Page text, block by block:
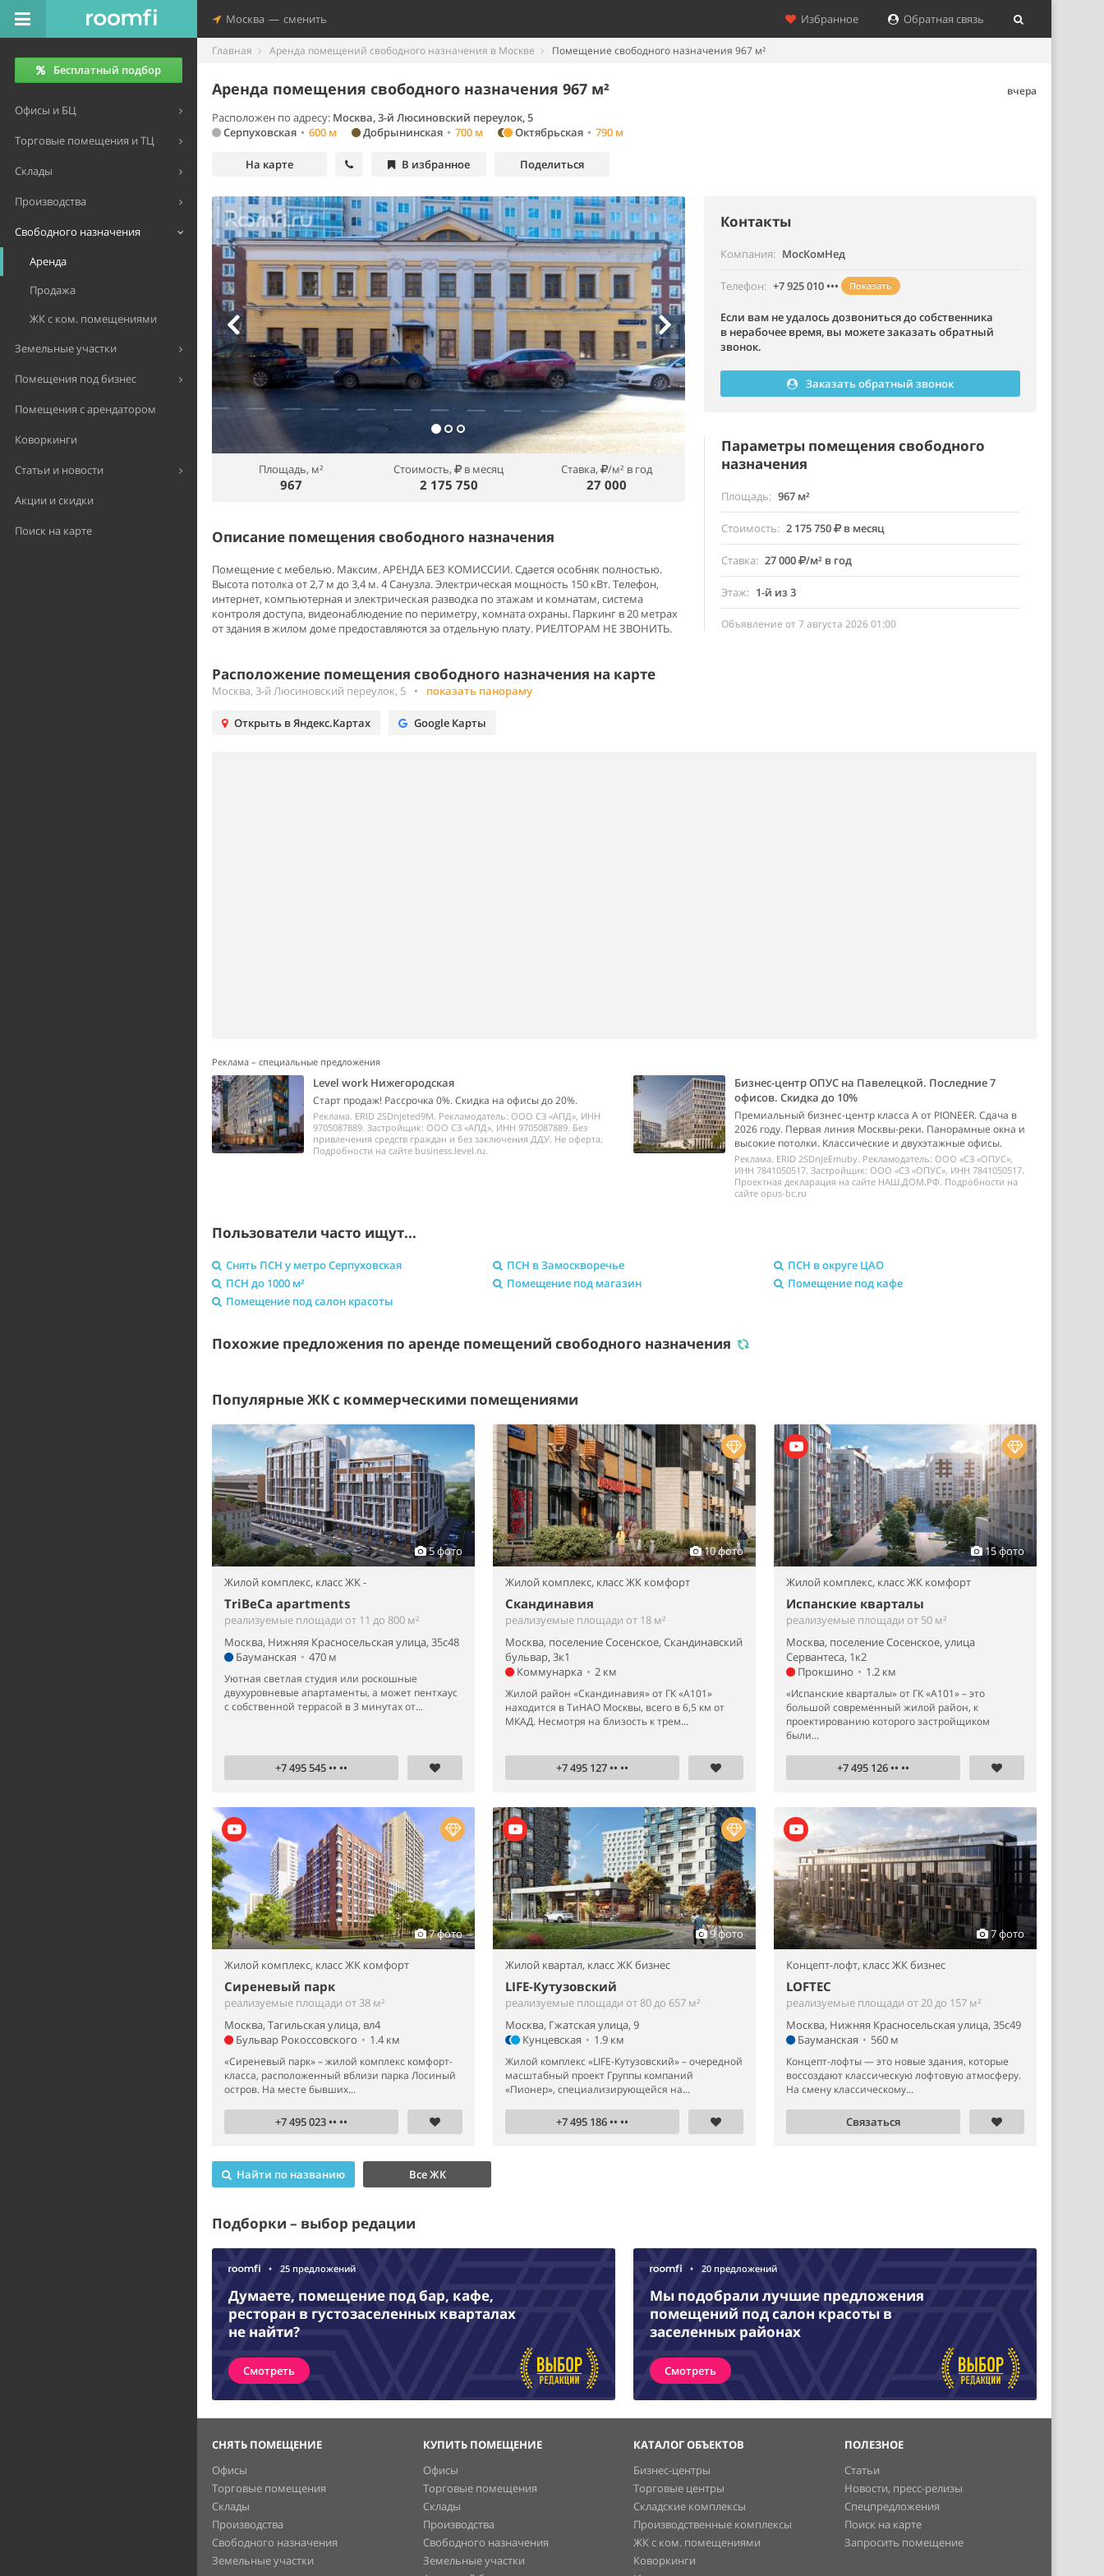
Москва — сменить Избранное Обратная связь
Бесплатный подбор
Офисы и БЦ
Торговые помещения и ТЦ
Склады
Производства
Свободного назначения
Аренда
Продажа
ЖК с ком. помещениями
Земельные участки
Помещения под бизнес
Помещения с арендатором
Коворкинги
Статьи и новости
Акции и скидки
Поиск на карте
Главная Аренда помещений свободного назначения в Москве Помещение свободного назначения 967 м²
Аренда помещения свободного назначения 967 м² вчера
Расположен по адресу: Москва, 3-й Люсиновский переулок, 5
Серпуховская • 600 м Добрынинская • 700 м Октябрьская • 790 м
На карте В избранное Поделиться
Площадь, м²
967
Стоимость, в месяц
2 175 750
Ставка, /м² в год
27 000
Описание помещения свободного назначения
Помещение с мебелью. Максим. АРЕНДА БЕЗ КОМИССИИ. Сдается особняк полностью.
Высота потолка от 2,7 м до 3,4 м. 4 Санузла. Электрическая мощность 150 кВт. Телефон,
интернет, компьютерная и электрическая разводка по этажам и комнатам, система
контроля доступа, видеонаблюдение по периметру, комната охраны. Паркинг в 20 метрах
от здания в жилом доме предоставляются за отдельную плату. РИЕЛТОРАМ НЕ ЗВОНИТЬ.
Контакты
Компания МосКомНед
Телефон +7 925 010 ••• Показать
Если вам не удалось дозвониться до собственника
в нерабочее время, вы можете заказать обратный
звонок.
Заказать обратный звонок
Параметры помещения свободного
назначения
Площадь 967 м²
Стоимость 2 175 750 в месяц
Ставка 27 000 /м² в год
Этаж 1-й из 3
Объявление от 7 августа 2026 01:00
Расположение помещения свободного назначения на карте
Москва, 3-й Люсиновский переулок, 5 • показать панораму
Открыть в Яндекс.Картах Google Карты
Реклама – специальные предложения
Level work Нижегородская
Старт продаж! Рассрочка 0%. Скидка на офисы до 20%.
Реклама. ERID 2SDnjeted9M. Рекламодатель: ООО СЗ «АПД», ИНН
9705087889. Застройщик: ООО СЗ «АПД», ИНН 9705087889. Без
привлечения средств граждан и без заключения ДДУ. Не оферта.
Подробности на сайте business.level.ru.
Бизнес-центр ОПУС на Павелецкой. Последние 7
офисов. Скидка до 10%
Премиальный бизнес-центр класса А от PIONEER. Сдача в
2026 году. Первая линия Москвы-реки. Панорамные окна и
высокие потолки. Классические и двухэтажные офисы.
Реклама. ERID 2SDnjeEmuby. Рекламодатель: ООО «СЗ «ОПУС»,
ИНН 7841050517. Застройщик: ООО «СЗ «ОПУС», ИНН 7841050517.
Проектная декларация на сайте НАШ.ДОМ.РФ. Подробности на
сайте opus-bc.ru
Пользователи часто ищут...
Снять ПСН у метро Серпуховская ПСН в Замоскворечье
ПСН в округе ЦАО
ПСН до 1000 м²
Помещение под магазин
Помещение под кафе
Помещение под салон красоты
Похожие предложения по аренде помещений свободного назначения
Популярные ЖК с коммерческими помещениями
5 фото
Жилой комплекс, класс ЖК -
TriBeCa apartments
реализуемые площади от 11 до 800 м²
Москва, Нижняя Красносельская улица, 35с48
Бауманская • 470 м
Уютная светлая студия или роскошные
двухуровневые апартаменты, а может пентхаус
с собственной террасой в 3 минутах от...
+7 495 545 •• ••
10 фото
Жилой комплекс, класс ЖК комфорт
Скандинавия
реализуемые площади от 18 м²
Москва, поселение Сосенское, Скандинавский
бульвар, 3к1
Коммунарка • 2 км
Жилой район «Скандинавия» от ГК «А101»
находится в ТиНАО Москвы, всего в 6,5 км от
МКАД. Несмотря на близость к трем...
+7 495 127 •• ••
15 фото
Жилой комплекс, класс ЖК комфорт
Испанские кварталы
реализуемые площади от 50 м²
Москва, поселение Сосенское, улица
Сервантеса, 1к2
Прокшино • 1.2 км
«Испанские кварталы» от ГК «А101» – это
большой современный жилой район, к
проектированию которого застройщиком
были...
+7 495 126 •• ••
7 фото
Жилой комплекс, класс ЖК комфорт
Сиреневый парк
реализуемые площади от 38 м²
Москва, Тагильская улица, вл4
Бульвар Рокоссовского • 1.4 км
«Сиреневый парк» – жилой комплекс комфорт-
класса, расположенный вблизи парка Лосиный
остров. На месте бывших...
+7 495 023 •• ••
9 фото
Жилой квартал, класс ЖК бизнес
LIFE-Кутузовский
реализуемые площади от 80 до 657 м²
Москва, Гжатская улица, 9
Кунцевская • 1.9 км
Жилой комплекс «LIFE-Кутузовский» – очередной
масштабный проект Группы компаний
«Пионер», специализирующейся на...
+7 495 186 •• ••
7 фото
Концепт-лофт, класс ЖК бизнес
LOFTEC
реализуемые площади от 20 до 157 м²
Москва, Нижняя Красносельская улица, 35с49
Бауманская • 560 м
Концепт-лофты — это новые здания, которые
воссоздают классическую лофтовую атмосферу.
На смену классическому...
Связаться
Найти по названию Все ЖК
Подборки – выбор редации
• 25 предложений
Думаете, помещение под бар, кафе,
ресторан в густозаселенных кварталах
не найти?
Смотреть
• 20 предложений
Мы подобрали лучшие предложения
помещений под салон красоты в
заселенных районах
Смотреть
СНЯТЬ ПОМЕЩЕНИЕ
Офисы
Торговые помещения
Склады
Производства
Свободного назначения
Земельные участки
КУПИТЬ ПОМЕЩЕНИЕ
Офисы
Торговые помещения
Склады
Производства
Свободного назначения
Земельные участки
КАТАЛОГ ОБЪЕКТОВ
Бизнес-центры
Торговые центры
Складские комплексы
Производственные комплексы
ЖК с ком. помещениями
Коворкинги
ПОЛЕЗНОЕ
Статьи
Новости, пресс-релизы
Спецпредложения
Поиск на карте
Запросить помещение